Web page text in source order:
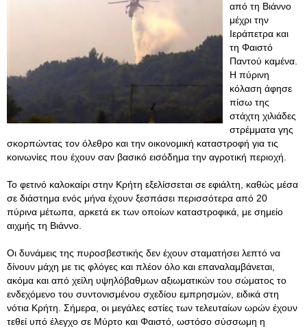
από τη Βιάννο
μέχρι την
Ιεράπετρα και
τη Φαιστό
Παντού καμένα.
Η πύρινη
κόλαση άφησε
πίσω της
στάχτη χιλιάδες
στρέμματα γης
σκορπώντας τον όλεθρο και την οικονομική καταστροφή για τις
κοινωνίες που έχουν σαν βασικό εισόδημα την αγροτική περιοχή.
Το φετινό καλοκαίρι στην Κρήτη εξελίσσεται σε εφιάλτη, καθώς μέσα
σε διάστημα ενός μήνα έχουν ξεσπάσει περισσότερα από 20
πύρινα μέτωπα, αρκετά εκ των οποίων καταστροφικά, με σημείο
αιχμής τη Βιάννο.
Οι δυνάμεις της πυροσβεστικής δεν έχουν σταματήσει λεπτό να
δίνουν μάχη με τις φλόγες και πλέον όλο και επαναλαμβάνεται,
ακόμα και από χείλη υψηλόβαθμων αξιωματικών του σώματος το
ενδεχόμενο του συντονισμένου σχεδίου εμπρησμών, ειδικά στη
νότια Κρήτη. Σήμερα, οι μεγάλες εστίες των τελευταίων ωρών έχουν
τεθεί υπό έλεγχο σε Μύρτο και Φαιστό, ωστόσο σύσσωμη η